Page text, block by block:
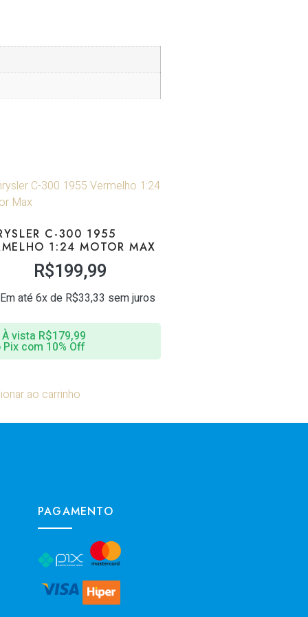
C-300 1955
1:24 MOTOR MAX
R$199,99
Em até 6x de R$33,33 sem juros
À vista R$179,99
Pix com 10% Off
ao carrinho
PAGAMENTO